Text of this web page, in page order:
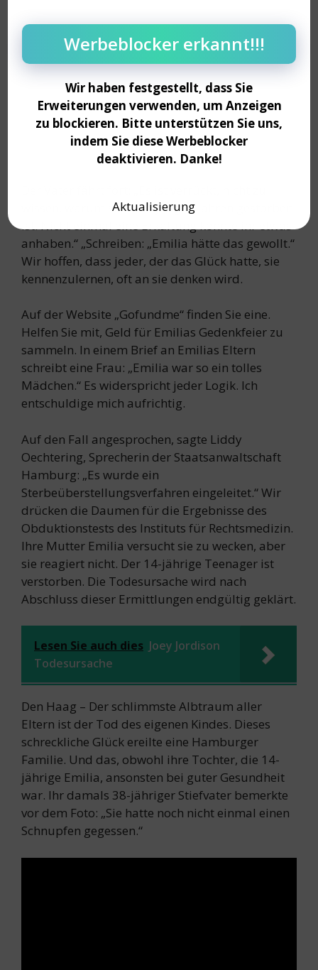
wissen, warum sie in so jungen Jahren gestorben
ist. Nicht einmal eine Erkältung konnte ihr etwas
anhaben.“ „Schreiben: „Emilia hätte das gewollt.“
Wir hoffen, dass jeder, der das Glück hatte, sie
kennenzulernen, oft an sie denken wird.
Auf der Website „Gofundme“ finden Sie eine.
Helfen Sie mit, Geld für Emilias Gedenkfeier zu
sammeln. In einem Brief an Emilias Eltern
schreibt eine Frau: „Emilia war so ein tolles
Mädchen.“ Es widerspricht jeder Logik. Ich
entschuldige mich aufrichtig.
Auf den Fall angesprochen, sagte Liddy
Oechtering, Sprecherin der Staatsanwaltschaft
Hamburg: „Es wurde ein
Sterbeüberstellungsverfahren eingeleitet.“ Wir
drücken die Daumen für die Ergebnisse des
Obduktionstests des Instituts für Rechtsmedizin.
Ihre Mutter Emilia versucht sie zu wecken, aber
sie reagiert nicht. Der 14-jährige Teenager ist
verstorben. Die Todesursache wird nach
Abschluss dieser Ermittlungen endgültig geklärt.
Lesen Sie auch dies Joey Jordison
Todesursache
Den Haag – Der schlimmste Albtraum aller
Eltern ist der Tod des eigenen Kindes. Dieses
schreckliche Glück ereilte eine Hamburger
Familie. Und das, obwohl ihre Tochter, die 14-
jährige Emilia, ansonsten bei guter Gesundheit
war. Ihr damals 38-jähriger Stiefvater bemerkte
vor dem Foto: „Sie hatte noch nicht einmal einen
Schnupfen gegessen.“
Werbeblocker erkannt!!!
Wir haben festgestellt, dass Sie
Erweiterungen verwenden, um Anzeigen
zu blockieren. Bitte unterstützen Sie uns,
indem Sie diese Werbeblocker
deaktivieren. Danke!
Aktualisierung